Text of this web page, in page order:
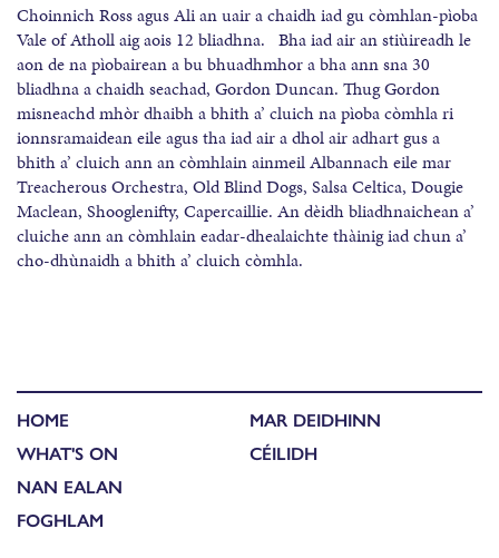
Choinnich Ross agus Ali an uair a chaidh iad gu còmhlan-pìoba
Vale of Atholl aig aois 12 bliadhna. Bha iad air an stiùireadh le
aon de na pìobairean a bu bhuadhmhor a bha ann sna 30
bliadhna a chaidh seachad, Gordon Duncan. Thug Gordon
misneachd mhòr dhaibh a bhith a’ cluich na pìoba còmhla ri
ionnsramaidean eile agus tha iad air a dhol air adhart gus a
bhith a’ cluich ann an còmhlain ainmeil Albannach eile mar
Treacherous Orchestra, Old Blind Dogs, Salsa Celtica, Dougie
Maclean, Shooglenifty, Capercaillie. An dèidh bliadhnaichean a’
cluiche ann an còmhlain eadar-dhealaichte thàinig iad chun a’
cho-dhùnaidh a bhith a’ cluich còmhla.
HOME
WHAT'S ON
NAN EALAN
FOGHLAM
MAR DEIDHINN
CÉILIDH